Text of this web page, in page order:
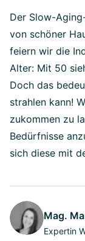
Der Slow-
von schöner
feiern wir die
Alter: Mit 50
Doch das
strahlen kann!
zukommen zu
Bedürfnisse
sich diese mit
Mag.
Expertin